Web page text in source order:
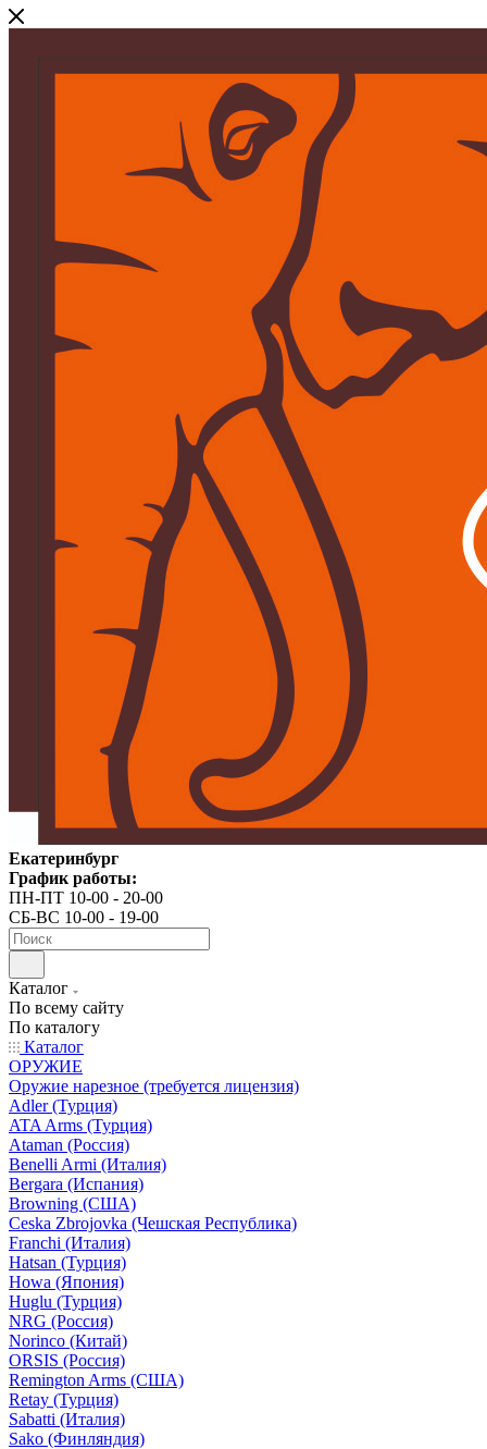
Екатеринбург
График работы:
ПН-ПТ 10-00 - 20-00
СБ-ВС 10-00 - 19-00
Каталог
По всему сайту
По каталогу
Каталог
ОРУЖИЕ
Оружие нарезное (требуется лицензия)
Adler (Турция)
ATA Arms (Турция)
Ataman (Россия)
Benelli Armi (Италия)
Bergara (Испания)
Browning (США)
Ceska Zbrojovka (Чешская Республика)
Franchi (Италия)
Hatsan (Турция)
Howa (Япония)
Huglu (Турция)
NRG (Россия)
Norinco (Китай)
ORSIS (Россия)
Remington Arms (США)
Retay (Турция)
Sabatti (Италия)
Sako (Финляндия)